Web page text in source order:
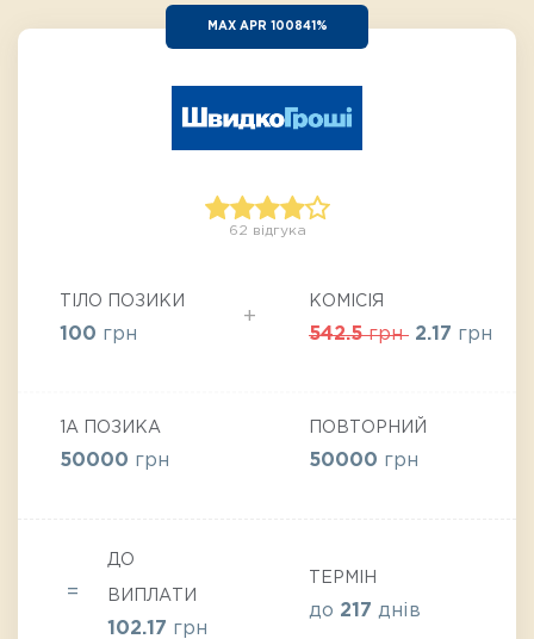
MAX APR 100841%
62 відгука
ТІЛО ПОЗИКИ
100 грн
КОМІСІЯ
542.5грн 2.17 грн
ДО
ВИПЛАТИ
102.17 грн
1А ПОЗИКА
50000 грн
ПОВТОРНИЙ
50000 грн
ТЕРМІН
до 217 днів